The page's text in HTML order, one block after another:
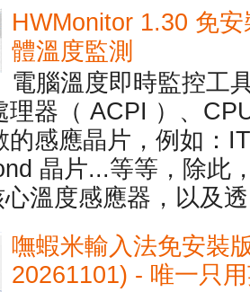
HWMonitor 1.30 免
體溫度監測
電腦溫度即時監控工
理器（ ACPI ）、
的感應晶片，例如：
晶片...等等，除此
心溫度感應器，以及
嘸蝦米輸入法免安裝
20261101) - 唯一只